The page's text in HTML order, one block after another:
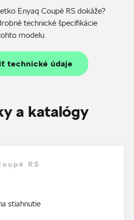
Enyaq Coupé RS dokáže?
technické špecifikácie
modelu.
technické údaje
a katalógy
RS
stiahnutie